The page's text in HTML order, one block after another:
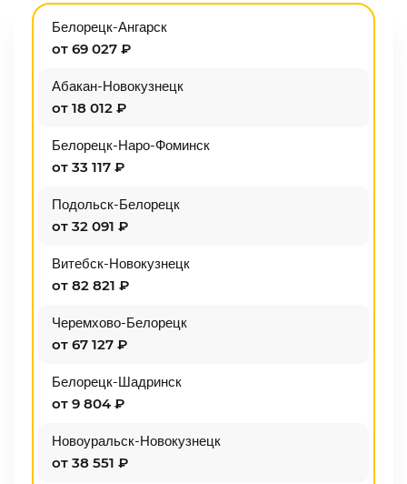
Белорецк-Ангарск
от 69 027 ₽
Абакан-Новокузнецк
от 18 012 ₽
Белорецк-Наро-Фоминск
от 33 117 ₽
Подольск-Белорецк
от 32 091 ₽
Витебск-Новокузнецк
от 82 821 ₽
Черемхово-Белорецк
от 67 127 ₽
Белорецк-Шадринск
от 9 804 ₽
Новоуральск-Новокузнецк
от 38 551 ₽